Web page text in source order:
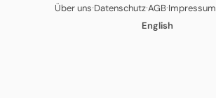
Über uns·Datenschutz·AGB·Impressum
English